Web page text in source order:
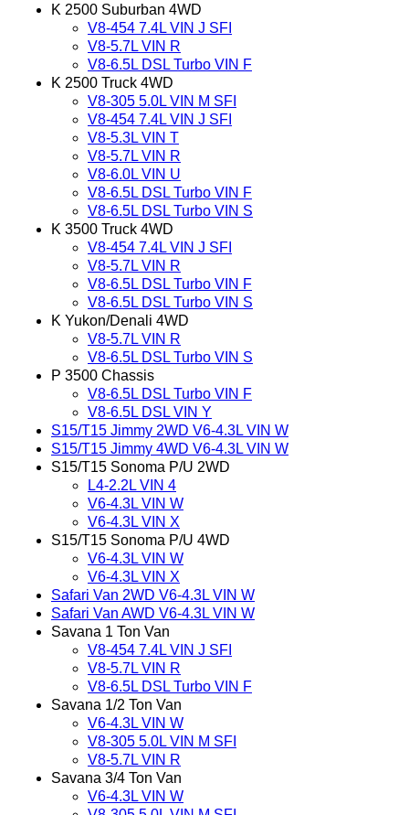
K 2500 Suburban 4WD
V8-454 7.4L VIN J SFI
V8-5.7L VIN R
V8-6.5L DSL Turbo VIN F
K 2500 Truck 4WD
V8-305 5.0L VIN M SFI
V8-454 7.4L VIN J SFI
V8-5.3L VIN T
V8-5.7L VIN R
V8-6.0L VIN U
V8-6.5L DSL Turbo VIN F
V8-6.5L DSL Turbo VIN S
K 3500 Truck 4WD
V8-454 7.4L VIN J SFI
V8-5.7L VIN R
V8-6.5L DSL Turbo VIN F
V8-6.5L DSL Turbo VIN S
K Yukon/Denali 4WD
V8-5.7L VIN R
V8-6.5L DSL Turbo VIN S
P 3500 Chassis
V8-6.5L DSL Turbo VIN F
V8-6.5L DSL VIN Y
S15/T15 Jimmy 2WD V6-4.3L VIN W
S15/T15 Jimmy 4WD V6-4.3L VIN W
S15/T15 Sonoma P/U 2WD
L4-2.2L VIN 4
V6-4.3L VIN W
V6-4.3L VIN X
S15/T15 Sonoma P/U 4WD
V6-4.3L VIN W
V6-4.3L VIN X
Safari Van 2WD V6-4.3L VIN W
Safari Van AWD V6-4.3L VIN W
Savana 1 Ton Van
V8-454 7.4L VIN J SFI
V8-5.7L VIN R
V8-6.5L DSL Turbo VIN F
Savana 1/2 Ton Van
V6-4.3L VIN W
V8-305 5.0L VIN M SFI
V8-5.7L VIN R
Savana 3/4 Ton Van
V6-4.3L VIN W